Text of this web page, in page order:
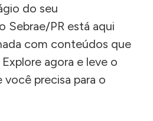
do seu
Sebrae/PR está aqui
com conteúdos que
agora e leve o
precisa para o